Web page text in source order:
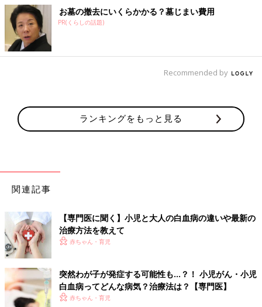
も行います。
治療の内容によって多少異なりますが、6～7カ月は入院治療が必
要です。治療と治療のあいまの外泊や、一時退院も可能ではあり
ますが、入院期間中の多くは治療薬を点滴しているか、「白血球
が減って免疫が弱い状態」になっていることが多いため、ほとん
とのこと。放射線治療や骨髄移植を行うことはありますか？
富澤先生（以下敬称略） 放射線治療は患部に放射線をあててが
骨髄移植については、骨髄血の代わりに、臍帯血（さいたいけ
つ）や末梢血幹細胞などを使って行うこともあるので、最近では
で最も強力なものですが、体に与える影響も大きいため、化学療
法のみでは長期生存率が低いと考えられる場合のみ選択します。
小児の急性リンパ性白血病で、治療の最初（再発前）から造血幹
病で、造血幹細胞移植を受けるのは30%前後と推定されます。
また、特殊なタイプの白血病では分子標的薬を使ったり、再発し
てしまった場合には抗体療法や遺伝子改変T細胞療法などの免疫
お墓の撤去にいくらかかる？墓じまい費用
PR(くらしの話題)
Recommended by
ランキングをもっと見る
関連記事
【専門医に聞く】小児と大人の白血病の違いや最新の
治療方法を教えて
赤ちゃん・育児
突然わが子が発症する可能性も…？！ 小児がん・小児
白血病ってどんな病気？治療法は？【専門医】
赤ちゃん・育児